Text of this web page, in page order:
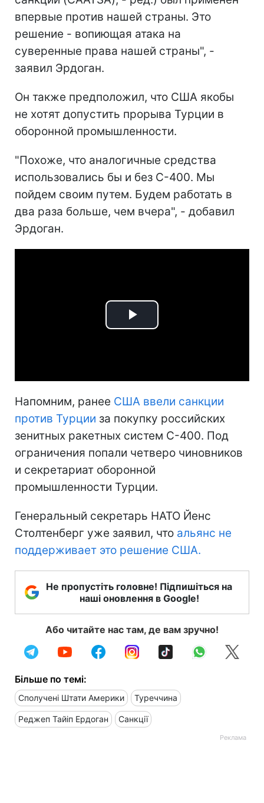
впервые против нашей страны. Это
решение - вопиющая атака на
суверенные права нашей страны", -
заявил Эрдоган.
Он также предположил, что США якобы
не хотят допустить прорыва Турции в
оборонной промышленности.
"Похоже, что аналогичные средства
использовались бы и без С-400. Мы
пойдем своим путем. Будем работать в
два раза больше, чем вчера", - добавил
Эрдоган.
Play
Напомним, ранее США ввели санкции
против Турции за покупку российских
зенитных ракетных систем С-400. Под
ограничения попали четверо чиновников
и секретариат оборонной
промышленности Турции.
Генеральный секретарь НАТО Йенс
Столтенберг уже заявил, что альянс не
поддерживает это решение США.
Не пропустіть головне! Підпишіться на
наші оновлення в Google!
Або читайте нас там, де вам зручно!
Більше по темі:
Сполучені Штати Америки Туреччина
Реджеп Тайіп Ердоган Санкції